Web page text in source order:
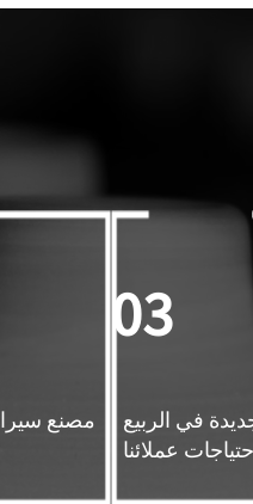
03
في الربيع